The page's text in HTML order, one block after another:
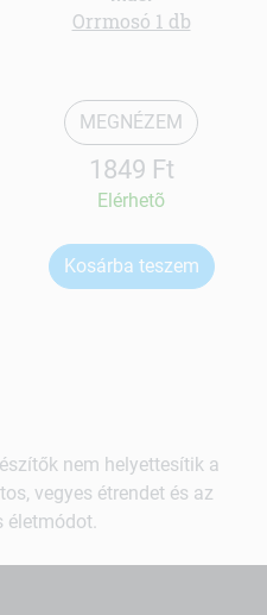
Orrmosó 1 db
MEGNÉZEM
1849 Ft
Elérhetõ
Kosárba teszem
nem helyettesítik a
vegyes étrendet és az
életmódot.